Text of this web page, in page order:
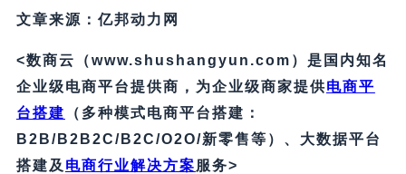
文章来源：亿邦动力网
<数商云（www.shushangyun.com）是国内知名
企业级电商平台提供商，为企业级商家提供电商平
台搭建
（多种模式电商平台搭建：
B2B/B2B2C/B2C/O2O/新零售等）、大数据平台
搭建及 电商行业解决方案服务>